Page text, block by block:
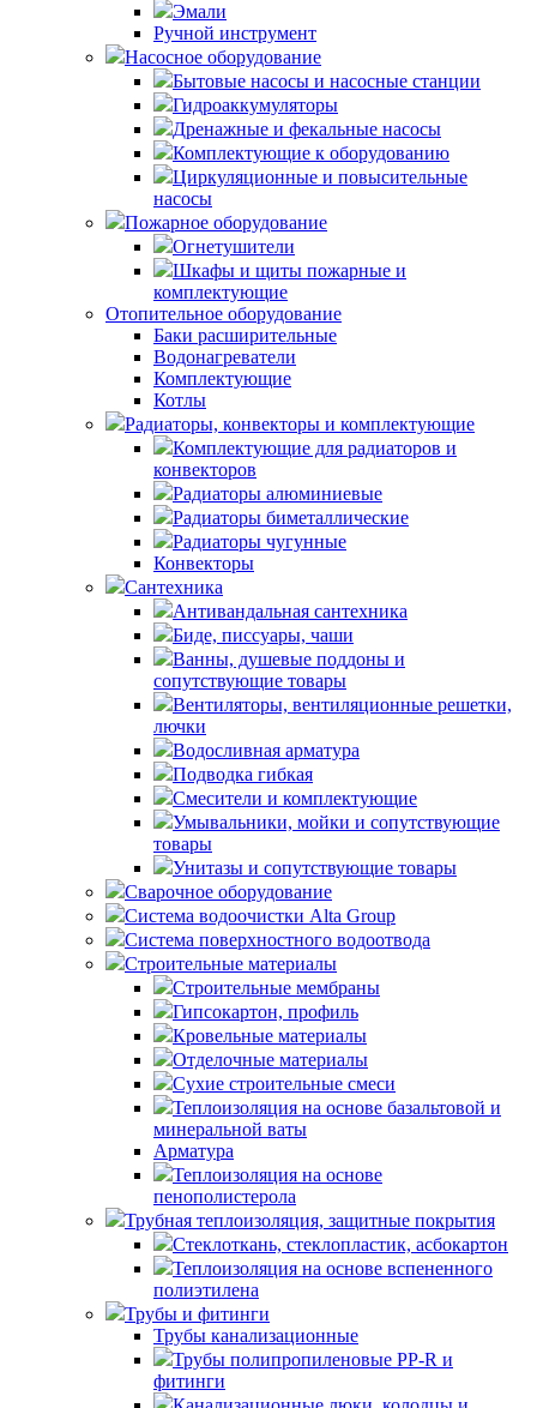
Эмали
Ручной инструмент
Насосное оборудование
Бытовые насосы и насосные станции
Гидроаккумуляторы
Дренажные и фекальные насосы
Комплектующие к оборудованию
Циркуляционные и повысительные
насосы
Пожарное оборудование
Огнетушители
Шкафы и щиты пожарные и
комплектующие
Отопительное оборудование
Баки расширительные
Водонагреватели
Комплектующие
Котлы
Радиаторы, конвекторы и комплектующие
Комплектующие для радиаторов и
конвекторов
Радиаторы алюминиевые
Радиаторы биметаллические
Радиаторы чугунные
Конвекторы
Сантехника
Антивандальная сантехника
Биде, писсуары, чаши
Ванны, душевые поддоны и
сопутствующие товары
Вентиляторы, вентиляционные решетки,
лючки
Водосливная арматура
Подводка гибкая
Смесители и комплектующие
Умывальники, мойки и сопутствующие
товары
Унитазы и сопутствующие товары
Сварочное оборудование
Система водоочистки Alta Group
Система поверхностного водоотвода
Строительные материалы
Строительные мембраны
Гипсокартон, профиль
Кровельные материалы
Отделочные материалы
Сухие строительные смеси
Теплоизоляция на основе базальтовой и
минеральной ваты
Арматура
Теплоизоляция на основе
пенополистерола
Трубная теплоизоляция, защитные покрытия
Стеклоткань, стеклопластик, асбокартон
Теплоизоляция на основе вспененного
полиэтилена
Трубы и фитинги
Трубы канализационные
Трубы полипропиленовые PP-R и
фитинги